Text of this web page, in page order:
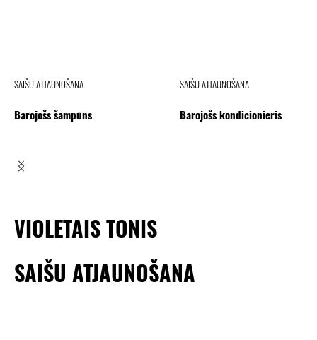
SAIŠU ATJAUNOŠANA
Barojošs šampūns
SAIŠU ATJAUNOŠANA
Barojošs kondicionieris
VIOLETAIS TONIS
SAIŠU ATJAUNOŠANA